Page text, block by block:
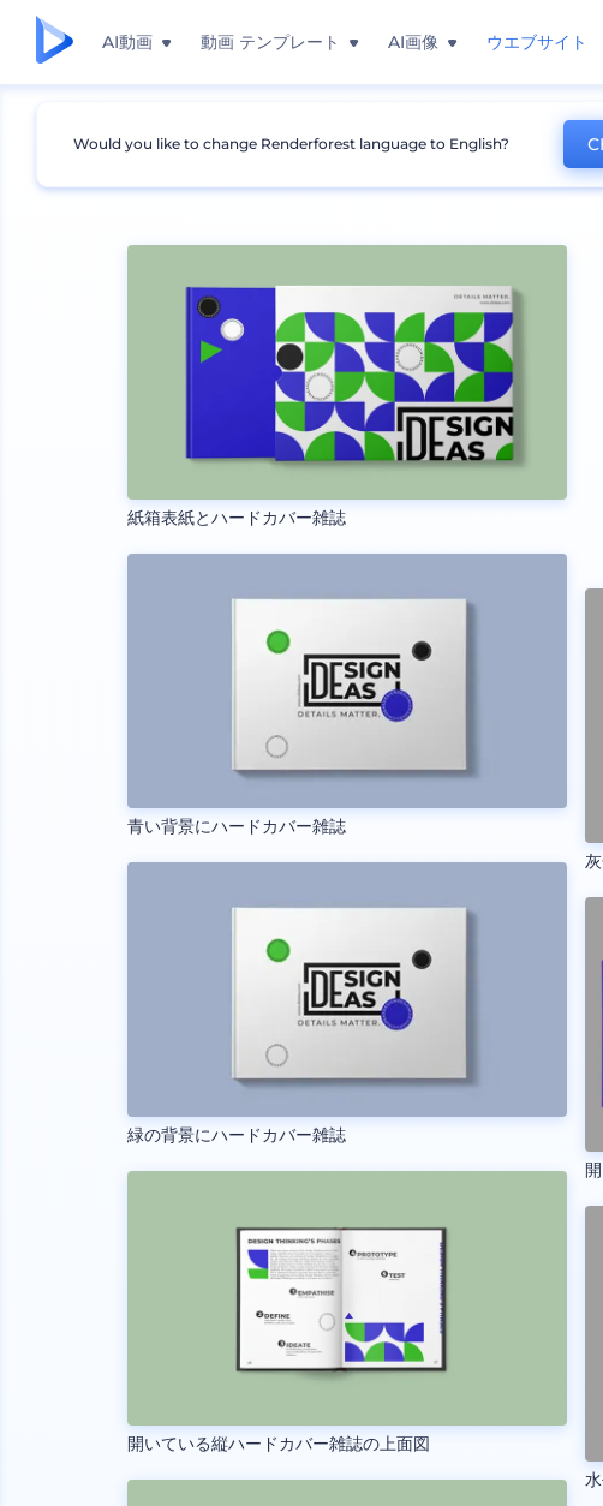
AI動画 動画 テンプレート AI画像 ウエブサイト
モックアップ 印刷物 本のモックアップ
紙箱表紙とハードカバー雑誌
青い背景にハードカバー雑誌
緑の背景にハードカバー雑誌
開いている縦ハードカバー雑誌の上面図
Would you like to change Renderforest language to English?